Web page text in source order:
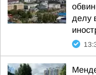
делу